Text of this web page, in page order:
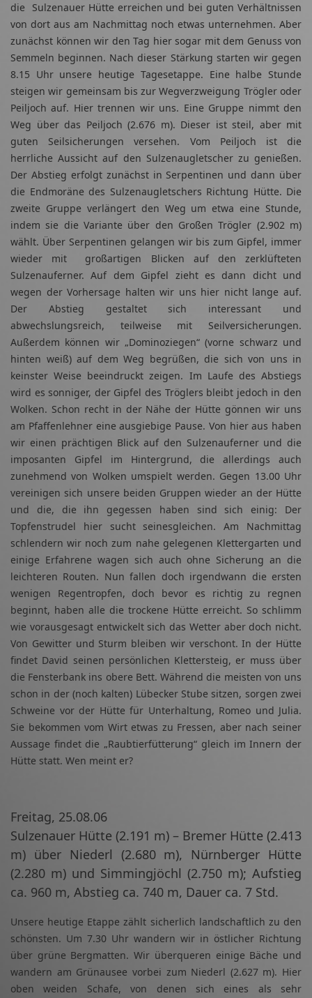
die Sulzenauer Hütte erreichen und bei guten Verhältnissen
von dort aus am Nachmittag noch etwas unternehmen. Aber
zunächst können wir den Tag hier sogar mit dem Genuss von
Semmeln beginnen. Nach dieser Stärkung starten wir gegen
8.15 Uhr unsere heutige Tagesetappe. Eine halbe Stunde
steigen wir gemeinsam bis zur Wegverzweigung Trögler oder
Peiljoch auf. Hier trennen wir uns. Eine Gruppe nimmt den
Weg über das Peiljoch (2.676 m). Dieser ist steil, aber mit
guten Seilsicherungen versehen. Vom Peiljoch ist die
herrliche Aussicht auf den Sulzenaugletscher zu genießen.
Der Abstieg erfolgt zunächst in Serpentinen und dann über
die Endmoräne des Sulzenaugletschers Richtung Hütte. Die
zweite Gruppe verlängert den Weg um etwa eine Stunde,
indem sie die Variante über den Großen Trögler (2.902 m)
wählt. Über Serpentinen gelangen wir bis zum Gipfel, immer
wieder mit großartigen Blicken auf den zerklüfteten
Sulzenauferner. Auf dem Gipfel zieht es dann dicht und
wegen der Vorhersage halten wir uns hier nicht lange auf.
Der Abstieg gestaltet sich interessant und
abwechslungsreich, teilweise mit Seilversicherungen.
Außerdem können wir „Dominoziegen“ (vorne schwarz und
hinten weiß) auf dem Weg begrüßen, die sich von uns in
keinster Weise beeindruckt zeigen. Im Laufe des Abstiegs
wird es sonniger, der Gipfel des Tröglers bleibt jedoch in den
Wolken. Schon recht in der Nähe der Hütte gönnen wir uns
am Pfaffenlehner eine ausgiebige Pause. Von hier aus haben
wir einen prächtigen Blick auf den Sulzenauferner und die
imposanten Gipfel im Hintergrund, die allerdings auch
zunehmend von Wolken umspielt werden. Gegen 13.00 Uhr
vereinigen sich unsere beiden Gruppen wieder an der Hütte
und die, die ihn gegessen haben sind sich einig: Der
Topfenstrudel hier sucht seinesgleichen. Am Nachmittag
schlendern wir noch zum nahe gelegenen Klettergarten und
einige Erfahrene wagen sich auch ohne Sicherung an die
leichteren Routen. Nun fallen doch irgendwann die ersten
wenigen Regentropfen, doch bevor es richtig zu regnen
beginnt, haben alle die trockene Hütte erreicht. So schlimm
wie vorausgesagt entwickelt sich das Wetter aber doch nicht.
Von Gewitter und Sturm bleiben wir verschont. In der Hütte
findet David seinen persönlichen Klettersteig, er muss über
die Fensterbank ins obere Bett. Während die meisten von uns
schon in der (noch kalten) Lübecker Stube sitzen, sorgen zwei
Schweine vor der Hütte für Unterhaltung, Romeo und Julia.
Sie bekommen vom Wirt etwas zu Fressen, aber nach seiner
Aussage findet die „Raubtierfütterung“ gleich im Innern der
Hütte statt. Wen meint er?
Freitag, 25.08.06
Sulzenauer Hütte (2.191 m) – Bremer Hütte (2.413
m) über Niederl (2.680 m), Nürnberger Hütte
(2.280 m) und Simmingjöchl (2.750 m); Aufstieg
ca. 960 m, Abstieg ca. 740 m, Dauer ca. 7 Std.
Unsere heutige Etappe zählt sicherlich landschaftlich zu den
schönsten. Um 7.30 Uhr wandern wir in östlicher Richtung
über grüne Bergmatten. Wir überqueren einige Bäche und
wandern am Grünausee vorbei zum Niederl (2.627 m). Hier
oben weiden Schafe, von denen sich eines als sehr